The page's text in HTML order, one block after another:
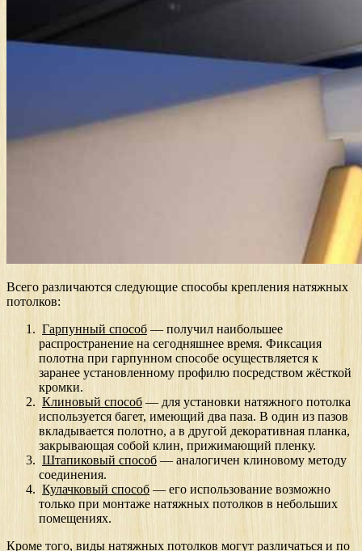
Всего различаются следующие способы крепления натяжных
потолков:
Гарпунный способ — получил наибольшее
распространение на сегодняшнее время. Фиксация
полотна при гарпунном способе осуществляется к
заранее установленному профилю посредством жёсткой
кромки.
Клиновый способ — для установки натяжного потолка
используется багет, имеющий два паза. В один из пазов
вкладывается полотно, а в другой декоративная планка,
закрывающая собой клин, прижимающий пленку.
Штапиковый способ — аналогичен клиновому методу
соединения.
Кулачковый способ — его использование возможно
только при монтаже натяжных потолков в небольших
помещениях.
Кроме того, виды натяжных потолков могут различаться и по